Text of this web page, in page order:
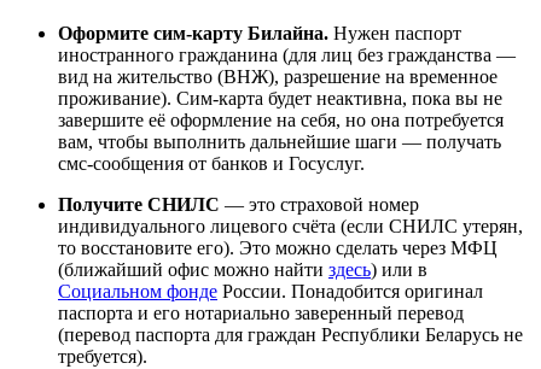
Оформите сим-карту Билайна. Нужен паспорт
иностранного гражданина (для лиц без гражданства —
вид на жительство (ВНЖ), разрешение на временное
проживание). Сим-карта будет неактивна, пока вы не
завершите её оформление на себя, но она потребуется
вам, чтобы выполнить дальнейшие шаги — получать
смс-сообщения от банков и Госуслуг.
Получите СНИЛС — это страховой номер
индивидуального лицевого счёта (если СНИЛС утерян,
то восстановите его). Это можно сделать через МФЦ
(ближайший офис можно найти здесь) или в
Социальном фонде России. Понадобится оригинал
паспорта и его нотариально заверенный перевод
(перевод паспорта для граждан Республики Беларусь не
требуется).